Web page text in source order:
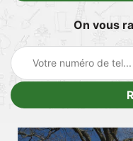
On vous